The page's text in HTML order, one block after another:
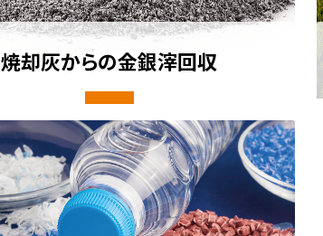
焼却灰からの金銀滓回収